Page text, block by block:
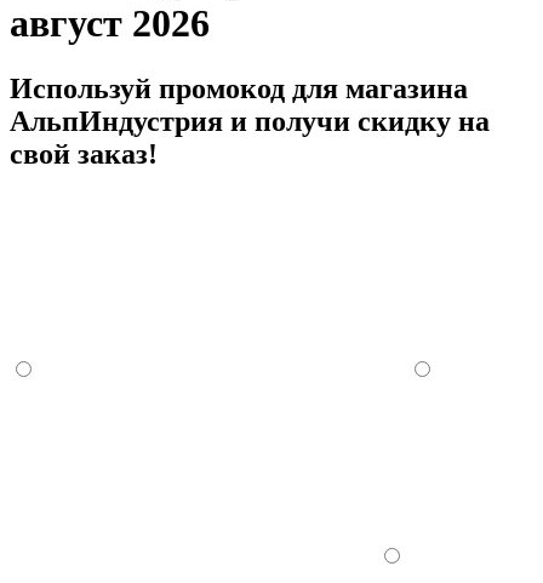
август 2026
Используй промокод для магазина
АльпИндустрия и получи скидку на
свой заказ!